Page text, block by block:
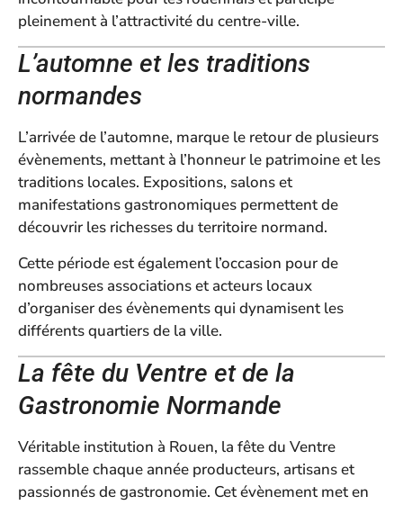
pleinement à l’attractivité du centre-ville.
L’automne et les traditions
normandes
L’arrivée de l’automne, marque le retour de plusieurs
évènements, mettant à l’honneur le patrimoine et les
traditions locales. Expositions, salons et
manifestations gastronomiques permettent de
découvrir les richesses du territoire normand.
Cette période est également l’occasion pour de
nombreuses associations et acteurs locaux
d’organiser des évènements qui dynamisent les
différents quartiers de la ville.
La fête du Ventre et de la
Gastronomie Normande
Véritable institution à Rouen, la fête du Ventre
rassemble chaque année producteurs, artisans et
passionnés de gastronomie. Cet évènement met en